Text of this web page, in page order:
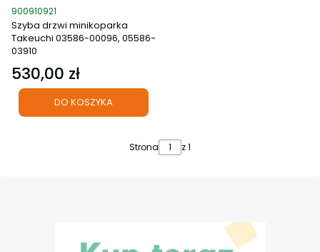
Kod produktu
900910921
Szyba drzwi minikoparka
Takeuchi 03586-00096, 05586-
03910
Cena
530,00 zł
DO KOSZYKA
Strona z 1